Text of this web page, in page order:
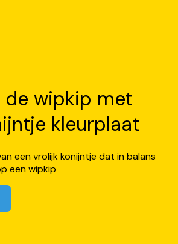
de wipkip met
kleurplaat